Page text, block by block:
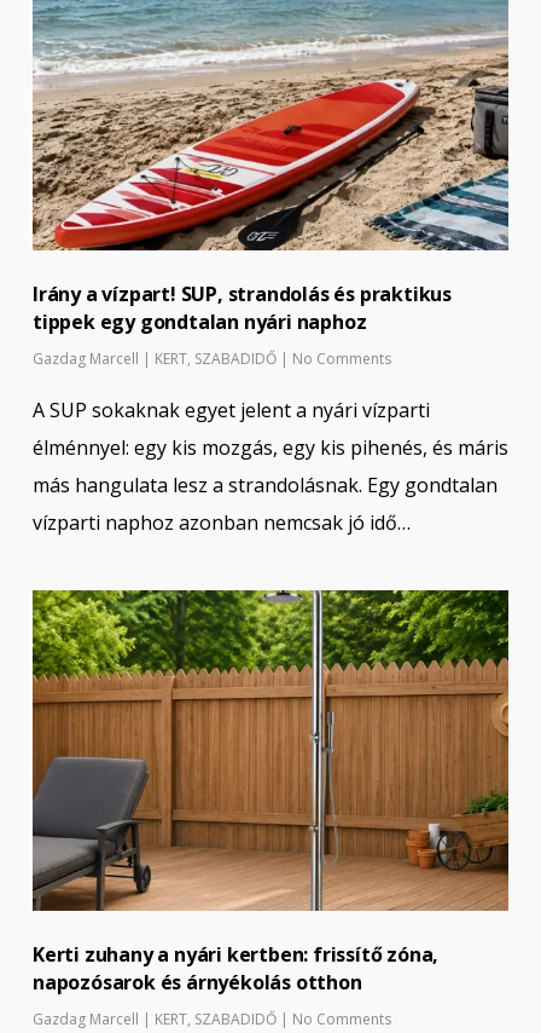
Irány a vízpart! SUP, strandolás és praktikus
tippek egy gondtalan nyári naphoz
Gazdag Marcell | KERT, SZABADIDŐ | No Comments
A SUP sokaknak egyet jelent a nyári vízparti
élménnyel: egy kis mozgás, egy kis pihenés, és máris
más hangulata lesz a strandolásnak. Egy gondtalan
vízparti naphoz azonban nemcsak jó idő…
Kerti zuhany a nyári kertben: frissítő zóna,
napozósarok és árnyékolás otthon
Gazdag Marcell | KERT, SZABADIDŐ | No Comments